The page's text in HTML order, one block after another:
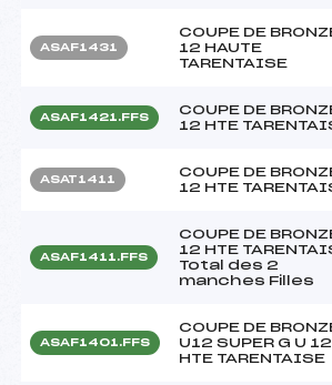
ASAF1431
COUPE DE
12 HAUTE
TARENTAISE
ASAF1421.FFS
COUPE DE
12 HTE
ASAT1411
COUPE DE
12 HTE
ASAF1411.FFS
COUPE DE
12 HTE
Total des 2
manches Filles
ASAF1401.FFS
COUPE DE
U12 SUPER G U 12
HTE TARENTAISE